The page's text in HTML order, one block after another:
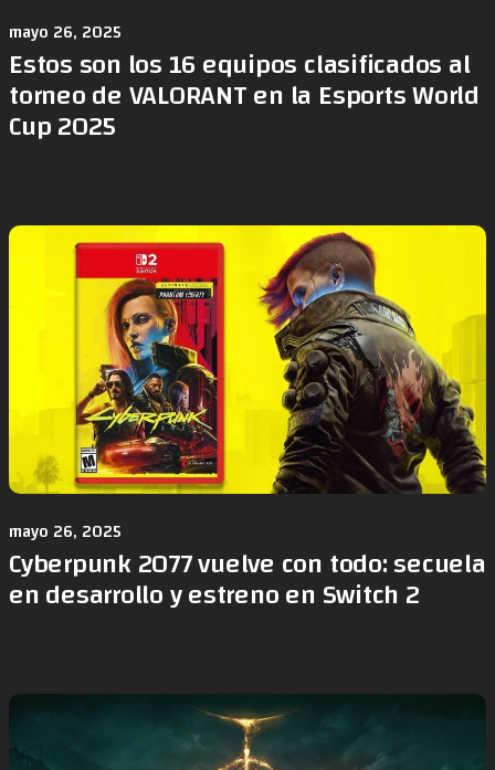
mayo 26, 2025
Estos son los 16 equipos clasificados al
torneo de VALORANT en la Esports World
Cup 2025
mayo 26, 2025
Cyberpunk 2077 vuelve con todo: secuela
en desarrollo y estreno en Switch 2